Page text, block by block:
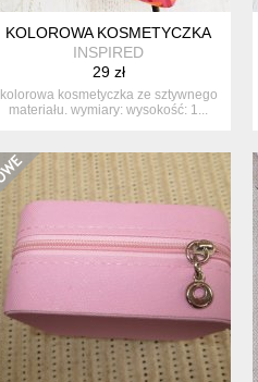
KOLOROWA KOSMETYCZKA
INSPIRED
29 zł
kolorowa kosmetyczka ze sztywnego
materiału. wymiary: wysokość: 1...